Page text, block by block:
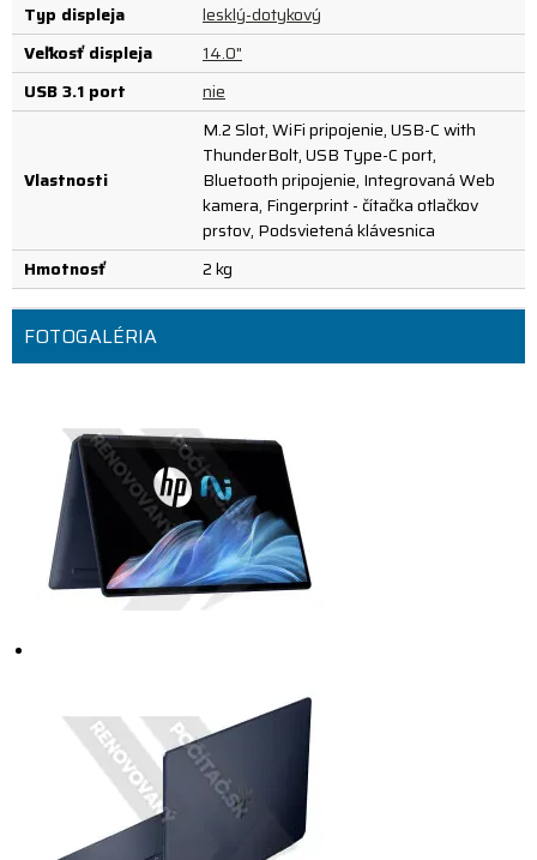
Typ displeja
lesklý-dotykový
Veľkosť displeja
14.0"
USB 3.1 port
nie
Vlastnosti
M.2 Slot, WiFi pripojenie, USB-C with
ThunderBolt, USB Type-C port,
Bluetooth pripojenie, Integrovaná Web
kamera, Fingerprint - čítačka otlačkov
prstov, Podsvietená klávesnica
Hmotnosť
2 kg
FOTOGALÉRIA